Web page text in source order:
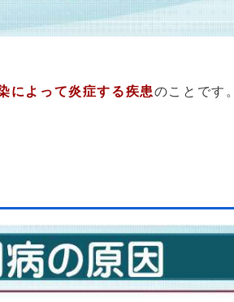
によって炎症する疾患のことです。